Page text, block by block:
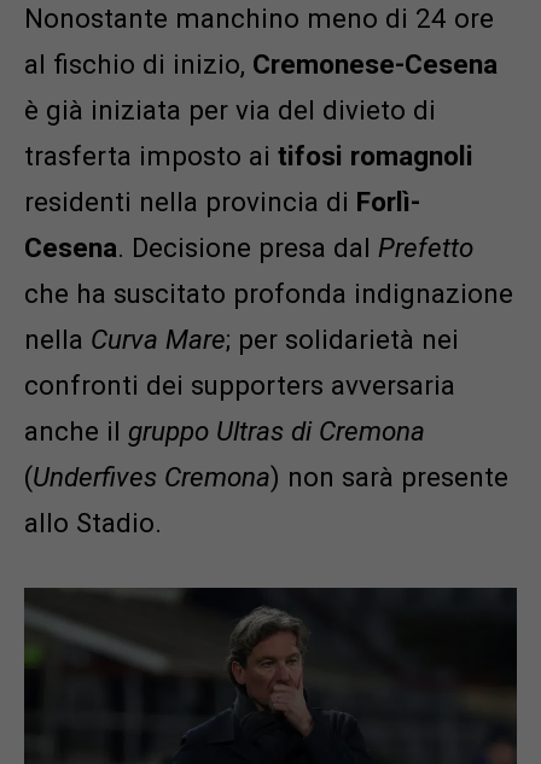
Nonostante manchino meno di 24 ore
al fischio di inizio, Cremonese-Cesena
è già iniziata per via del divieto di
trasferta imposto ai tifosi romagnoli
residenti nella provincia di Forlì-
Cesena. Decisione presa dal Prefetto
che ha suscitato profonda indignazione
nella Curva Mare; per solidarietà nei
confronti dei supporters avversaria
anche il gruppo Ultras di Cremona
(Underfives Cremona) non sarà presente
allo Stadio.